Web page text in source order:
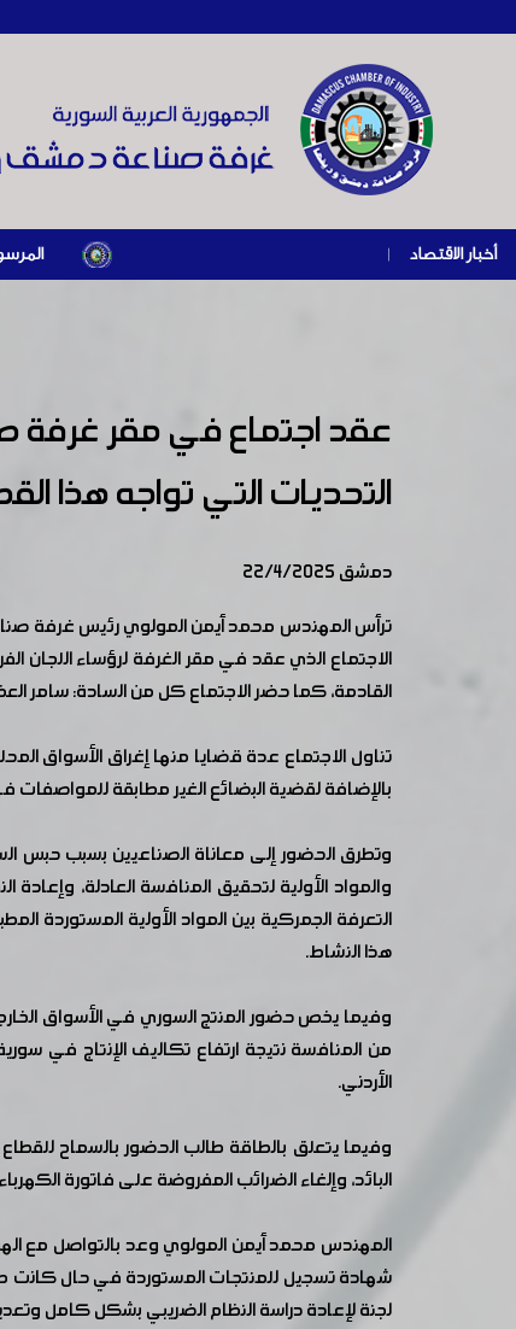
أخبار الاقتصاد | المرسوم الرئاسي رقم /69/ لعام 2026 .. دعم ضريبي للمنشآت المتضررة في إطار
عقد اجتماع في مقر غرفة
التحديات التي تواجه هذا
دمشق 22/4/2025
ترأس المهندس محمد أيمن المولوي رئيس غرفة
الاجتماع الذي عقد في مقر الغرفة لرؤساء اللجان
القادمة، كما حضر الاجتماع كل من السادة: سامر
تناول الاجتماع عدة قضايا منها إغراق الأسواق
بالإضافة لقضية البضائع الغير مطابقة
وتطرق الحضور إلى معاناة الصناعيين بسبب حبس
والمواد الأولية لتحقيق المنافسة العادلة،
التعرفة الجمركية بين المواد الأولية المستوردة
هذا النشاط.
وفيما يخص حضور المنتج السوري في الأسواق
من المنافسة نتيجة ارتفاع تكاليف الإنتاج في
الأردني.
وفيما يتعلق بالطاقة طالب الحضور بالسماح
البائد، وإلغاء الضرائب المفروضة على فاتورة
المهندس محمد أيمن المولوي وعد بالتواصل مع
شهادة تسجيل للمنتجات المستوردة في حال كانت
لجنة لإعادة دراسة النظام الضريبي بشكل كامل